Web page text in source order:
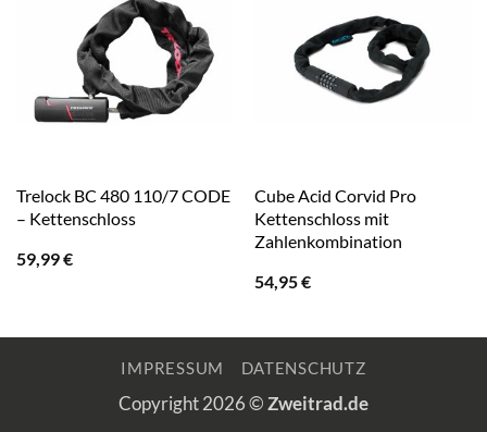
Trelock BC 480 110/7 CODE
– Kettenschloss
59,99€
Cube Acid Corvid Pro
Kettenschloss mit
Zahlenkombination
54,95€
IMPRESSUM DATENSCHUTZ
Copyright 2026 ©Zweitrad.de